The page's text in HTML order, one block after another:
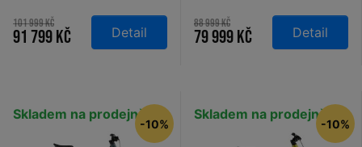
gauzegrey´n´iceblue
2026
101 999 Kč
91 799 Kč Detail
´n´black 2026
88 999 Kč
79 999 Kč Detail
Skladem na prodejně
-10%
Skladem na prodejně
-10%